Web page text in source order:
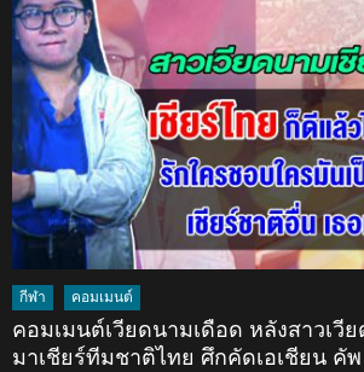
กีฬา คอมเมนต์
คอมเมนต์เวียดนามเดือด หลังสาวเวี
มาเชียร์ทีมชาติไทย ศึกคัดเอเชียน คัพ